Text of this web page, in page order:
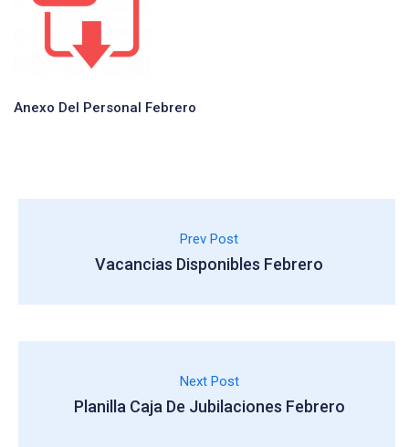
Anexo Del Personal Febrero
Prev Post
Vacancias Disponibles Febrero
Next Post
Planilla Caja De Jubilaciones Febrero